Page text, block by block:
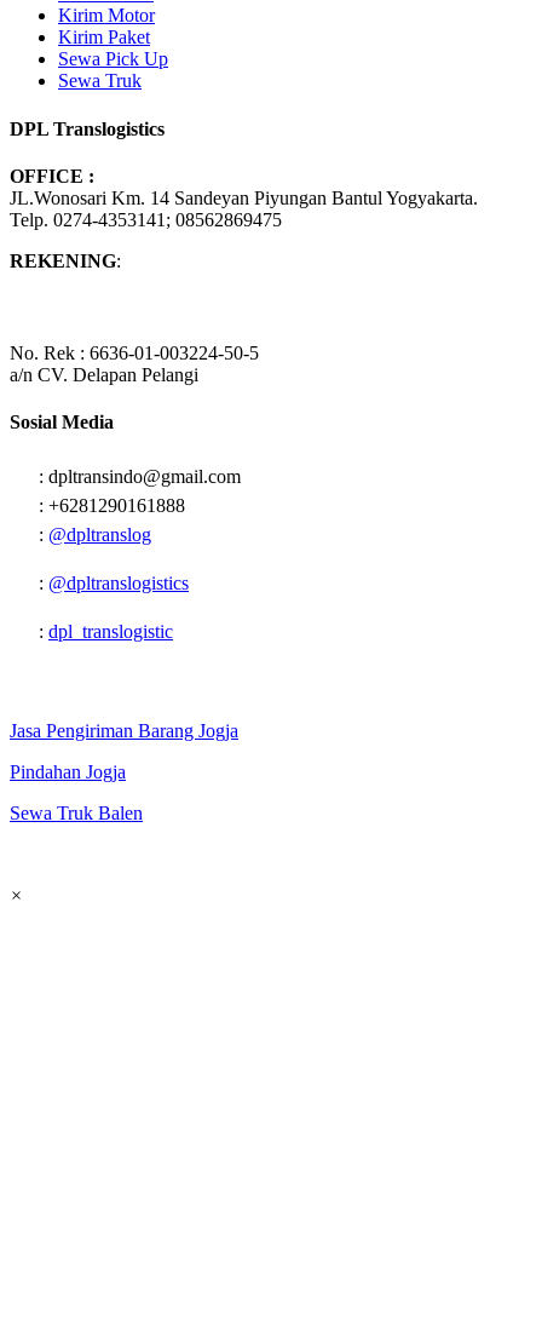
Kirim Motor
Kirim Paket
Sewa Pick Up
Sewa Truk
DPL Translogistics
OFFICE :
JL.Wonosari Km. 14 Sandeyan Piyungan Bantul Yogyakarta.
Telp. 0274-4353141; 08562869475
REKENING:
No. Rek : 6636-01-003224-50-5
a/n CV. Delapan Pelangi
Sosial Media
: dpltransindo@gmail.com
: +6281290161888
: @dpltranslog
: @dpltranslogistics
: dpl_translogistic
Jasa Pengiriman Barang Jogja
Pindahan Jogja
Sewa Truk Balen
×